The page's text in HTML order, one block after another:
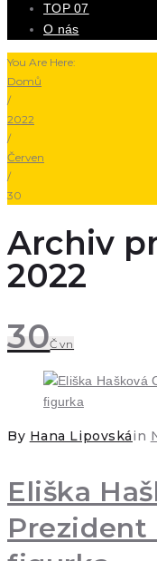
TOP 07
O nás
You Are Here:
Domů
/
2022
/
Červen
/
30
Archiv
2022
30Čvn
By Hana Lipovskáin
Eliška
Prezident